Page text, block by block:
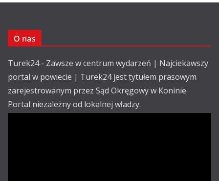
O nas
Turek24 - Zawsze w centrum wydarzeń | Najciekawszy
portal w powiecie | Turek24 jest tytułem prasowym
zarejestrowanym przez Sąd Okręgowy w Koninie.
Portal niezależny od lokalnej władzy.